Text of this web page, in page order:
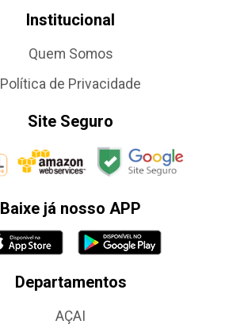
Institucional
Quem Somos
Política de Privacidade
Site Seguro
Baixe já nosso APP
Departamentos
AÇAI